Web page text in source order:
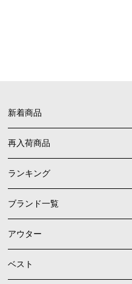
新着商品
再入荷商品
ランキング
ブランド一覧
アウター
ベスト